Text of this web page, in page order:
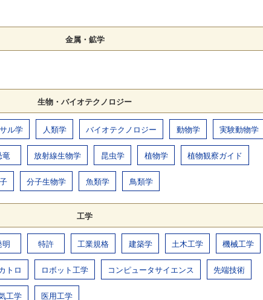
金属・鉱学
生物・バイオテクノロジー
サル学 人類学 バイオテクノロジー 動物学 実験動物学
竜 放射線生物学 昆虫学 植物学 植物観察ガイド
分子生物学 魚類学 鳥類学
工学
明 特許 工業規格 建築学 土木工学 機械工学
トロ ロボット工学 コンピュータサイエンス 先端技術
工学 医用工学